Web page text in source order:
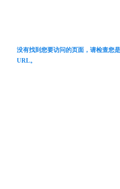
没有找到您要访问的页面，请检查您
URL。